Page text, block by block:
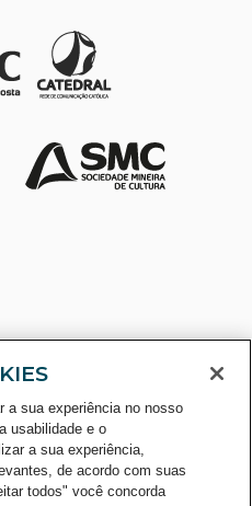
a sua experiência no nosso
usabilidade e o
a sua experiência,
de acordo com suas
todos" você concorda